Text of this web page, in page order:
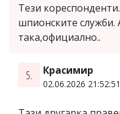
Тези
шпионските служби.
така,официално..
5. Красимир
02.06.2026 21:52:51